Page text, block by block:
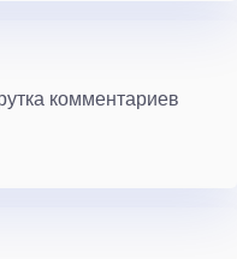
комментариев